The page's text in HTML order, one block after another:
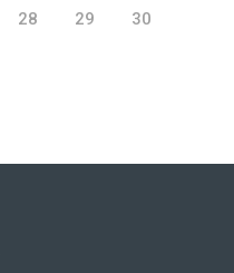
28 29
30